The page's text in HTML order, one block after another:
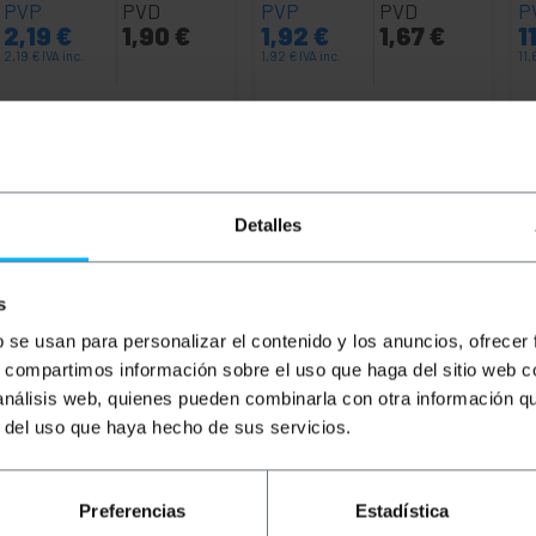
Detalles
usan para personalizar el contenido y los anuncios,
información sobre el uso que haga del sitio web
web, quienes pueden combinarla con otra información
uso que haya hecho de sus servicios.
Preferencias Estadística
PVP
2,19 €
2,19 € IVA inc.
PVD
1,90 €
PVP
1,92 €
1,92 € IVA inc.
PVD
1,67 €
7 SFTP (Cat.7) da 0,5 m (50 cm) che consente la
copertura in PVC che funge da isolante. Ideale sia per